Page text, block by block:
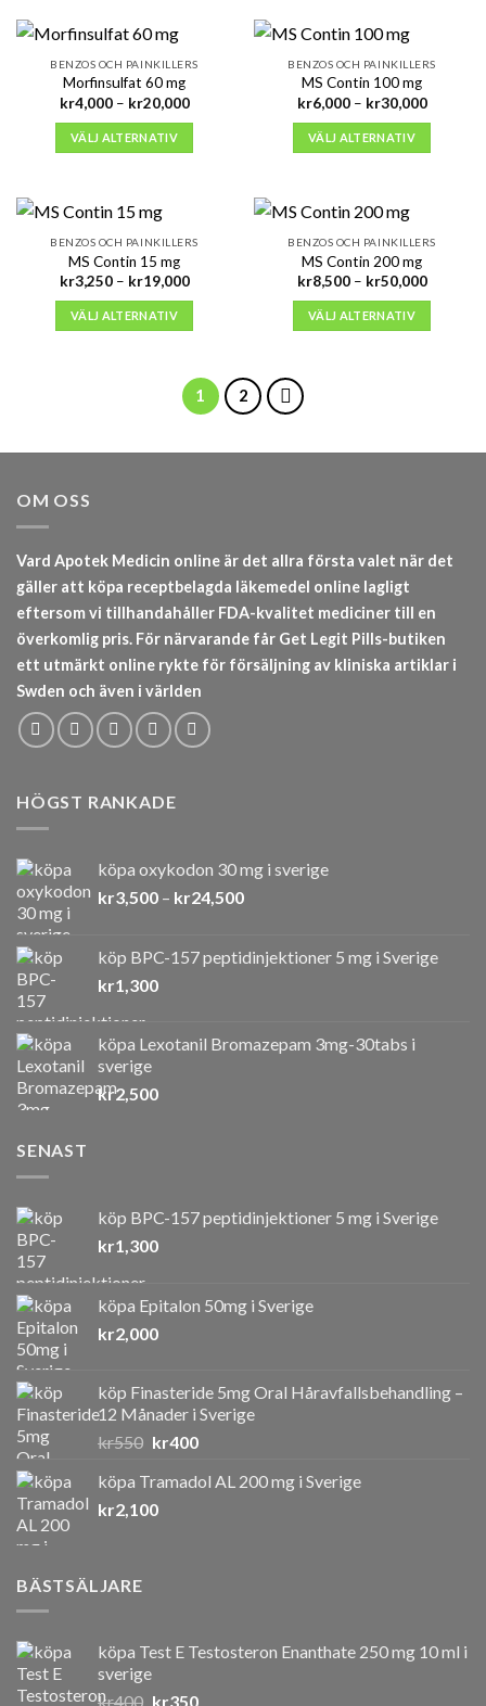
BENZOS OCH PAINKILLERS
Morfinsulfat 60 mg
kr4,000 – kr20,000Prisintervall:
VÄLJ ALTERNATIV
BENZOS OCH PAINKILLERS
MS Contin 100 mg
kr6,000 – kr30,000
VÄLJ ALTERNATIV
BENZOS OCH PAINKILLERS
MS Contin 15 mg
kr3,250 – kr19,000Prisintervall:
VÄLJ ALTERNATIV
BENZOS OCH PAINKILLERS
MS Contin 200 mg
kr8,500 – kr50,000
VÄLJ ALTERNATIV
1 2
OM OSS
Vard Apotek Medicin online är det allra första valet när det
gäller att köpa receptbelagda läkemedel online lagligt
eftersom vi tillhandahåller FDA-kvalitet mediciner till en
överkomlig pris. För närvarande får Get Legit Pills-butiken
ett utmärkt online rykte för försäljning av kliniska artiklar i
Swden och även i världen
HÖGST RANKADE
köpa oxykodon 30 mg i sverige
kr3,500 – kr24,500Prisintervall:
kr24,500
köp BPC-157 peptidinjektioner 5 mg i Sverige
kr1,300
köpa Lexotanil Bromazepam 3mg-30tabs i
sverige
kr2,500
SENAST
köp BPC-157 peptidinjektioner 5 mg i Sverige
kr1,300
köpa Epitalon 50mg i Sverige
kr2,000
köp Finasteride 5mg Oral Håravfallsbehandling –
12 Månader i Sverige
kr550 Det
priset
var:
kr400Det
priset
köpa Tramadol AL 200 mg i Sverige
kr2,100
BÄSTSÄLJARE
köpa Test E Testosteron Enanthate 250 mg 10 ml i
sverige
kr400 Det
kr350Det